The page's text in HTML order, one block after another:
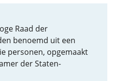
Raad der
benoemd uit een
personen, opgemaakt
der Staten-